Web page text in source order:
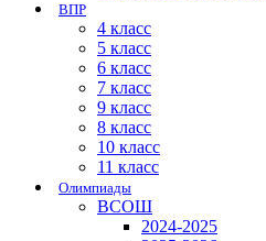
ВПР
4 класс
5 класс
6 класс
7 класс
9 класс
8 класс
10 класс
11 класс
Олимпиады
ВСОШ
2024-2025